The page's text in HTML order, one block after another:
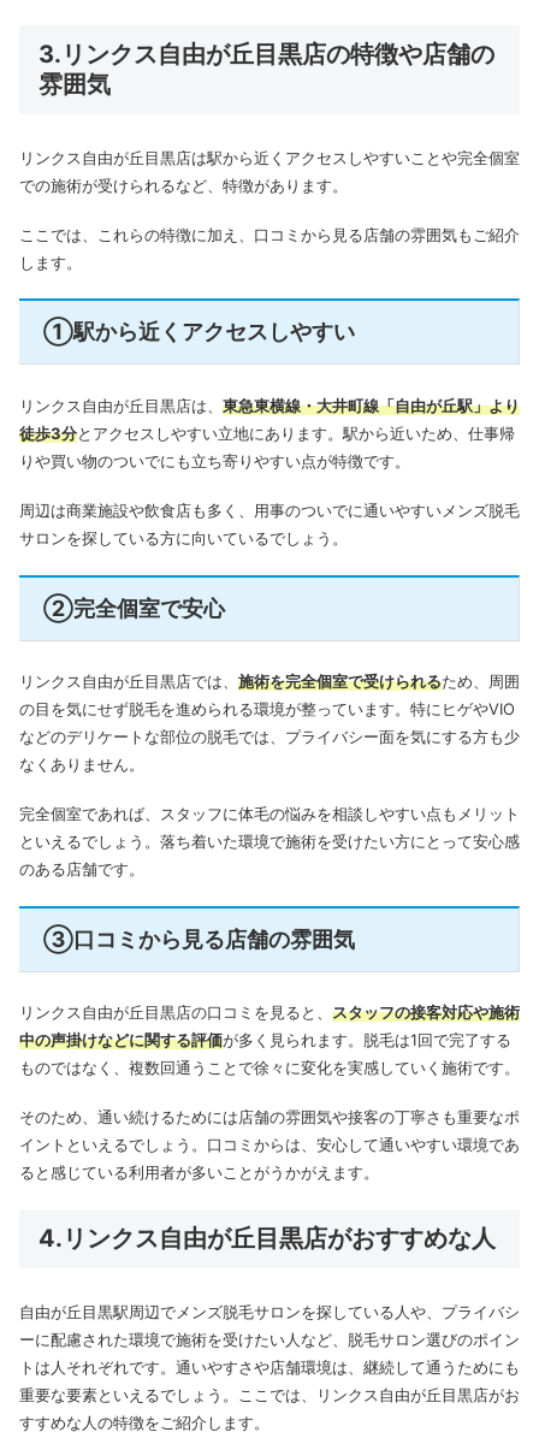
3.リンクス自由が丘目黒店の特徴や店舗の
雰囲気
リンクス自由が丘目黒店は駅から近くアクセスしやすいことや完全個室
での施術が受けられるなど、特徴があります。
ここでは、これらの特徴に加え、口コミから見る店舗の雰囲気もご紹介
します。
①駅から近くアクセスしやすい
リンクス自由が丘目黒店は、 東急東横線・大井町線「自由が丘駅」より
徒歩3分とアクセスしやすい立地にあります。駅から近いため、仕事帰
りや買い物のついでにも立ち寄りやすい点が特徴です。
周辺は商業施設や飲食店も多く、用事のついでに通いやすいメンズ脱毛
サロンを探している方に向いているでしょう。
②完全個室で安心
リンクス自由が丘目黒店では、 施術を完全個室で受けられるため、周囲
の目を気にせず脱毛を進められる環境が整っています。特にヒゲやVIO
などのデリケートな部位の脱毛では、プライバシー面を気にする方も少
なくありません。
完全個室であれば、スタッフに体毛の悩みを相談しやすい点もメリット
といえるでしょう。落ち着いた環境で施術を受けたい方にとって安心感
のある店舗です。
③口コミから見る店舗の雰囲気
リンクス自由が丘目黒店の口コミを見ると、 スタッフの接客対応や施術
中の声掛けなどに関する評価が多く見られます。脱毛は1回で完了する
ものではなく、複数回通うことで徐々に変化を実感していく施術です。
そのため、通い続けるためには店舗の雰囲気や接客の丁寧さも重要なポ
イントといえるでしょう。口コミからは、安心して通いやすい環境であ
ると感じている利用者が多いことがうかがえます。
4.リンクス自由が丘目黒店がおすすめな人
自由が丘目黒駅周辺でメンズ脱毛サロンを探している人や、プライバシ
ーに配慮された環境で施術を受けたい人など、脱毛サロン選びのポイン
トは人それぞれです。通いやすさや店舗環境は、継続して通うためにも
重要な要素といえるでしょう。ここでは、リンクス自由が丘目黒店がお
すすめな人の特徴をご紹介します。